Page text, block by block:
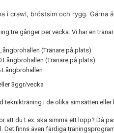
i crawl, bröstsim och rygg. Gärna
tre gånger per vecka. Vi har en
(Tränare på plats)
Långbrohallen (Tränare på plats)
Långbrohallen
3ggr/vecka
teknikträning i de olika simsätten
att du t.ex. ska simma ett lopp? Då
Det finns även färdiga